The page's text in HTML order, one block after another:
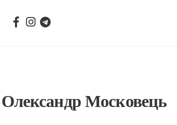
Олександр Московець